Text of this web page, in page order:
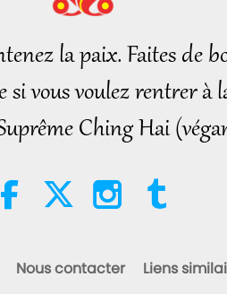
la paix. Faites de
si vous voulez rentrer à
Ching Hai
Nous contacter Liens